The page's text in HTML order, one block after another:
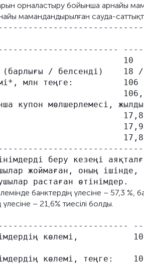
орналастыру бойынша арнайы
мамандандырылған сауда-
10
(барлығы / белсенді)    18
млн теңге:          106
купон мөлшерлемесі,
беру кезеңі
жоймаған, оның ішінде,
банктердің үлесіне – 57,3
– 21,6% тиесілі болды.
көлемі,
көлемі, теңге: